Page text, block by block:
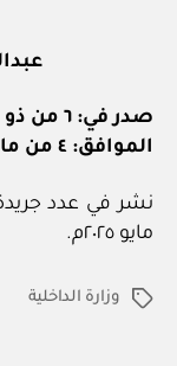
صدر في: ٦ من ذو القعدة ١٤٤٦هـ
الموافق: ٤ من مايو ٢٠٢٥م
مايو ٢٠٢٥م.
الوسوموزارة الداخلية